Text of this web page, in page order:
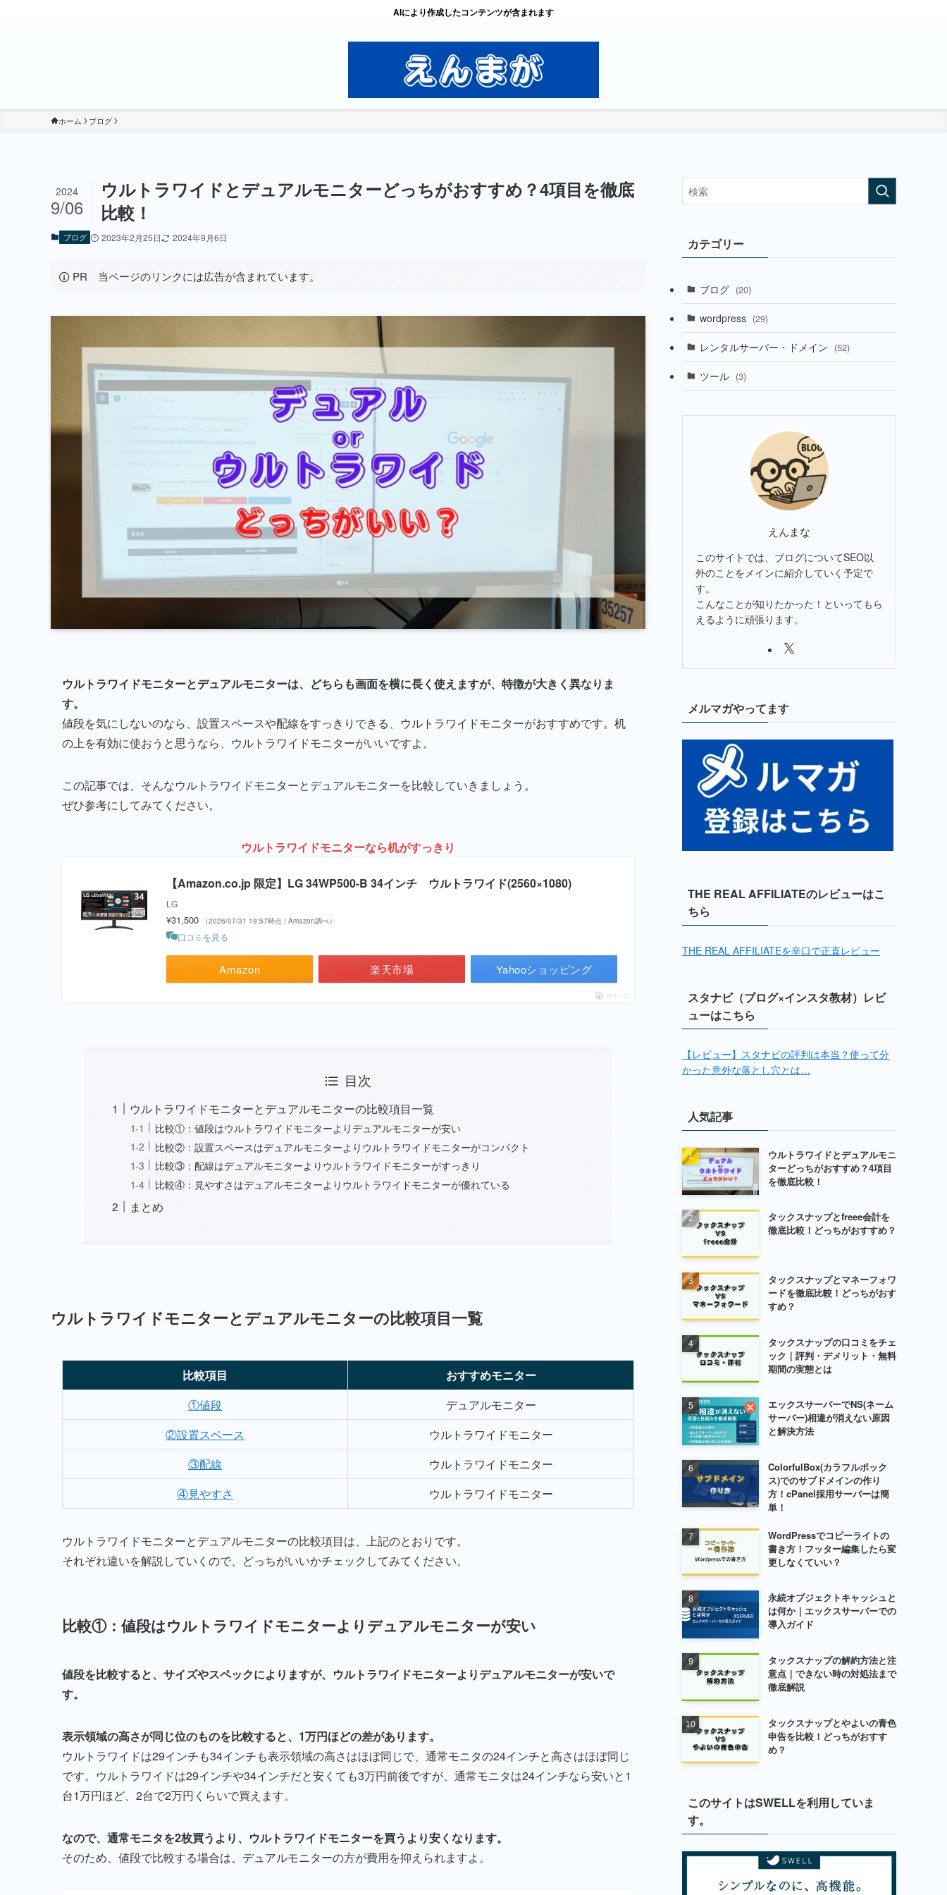
AIにより作成したコンテンツが含まれます
ホーム ブログ
ウルトラワイドとデュアルモニターどっちがおすすめ？4項目を徹底
比較！
2024
9/06
ブログ 2023年2月25日 2024年9月6日
PR 当ページのリンクには広告が含まれています。
ウルトラワイドモニターとデュアルモニターは、どちらも画面を横に長く使えますが、特徴が大きく異なりま
す。
値段を気にしないのなら、設置スペースや配線をすっきりできる、ウルトラワイドモニターがおすすめです。机
の上を有効に使おうと思うなら、ウルトラワイドモニターがいいですよ。
この記事では、そんなウルトラワイドモニターとデュアルモニターを比較していきましょう。
ぜひ参考にしてみてください。
ウルトラワイドモニターなら机がすっきり
【Amazon.co.jp 限定】LG 34WP500-B 34インチ ウルトラワイド(2560×1080)
LG
¥31,500 （2026/07/31 19:57時点 | Amazon調べ）
口コミを見る
Amazon 楽天市場 Yahooショッピング
ポチップ
目次
ウルトラワイドモニターとデュアルモニターの比較項目一覧
比較①：値段はウルトラワイドモニターよりデュアルモニターが安い
比較②：設置スペースはデュアルモニターよりウルトラワイドモニターがコンパクト
比較③：配線はデュアルモニターよりウルトラワイドモニターがすっきり
比較④：見やすさはデュアルモニターよりウルトラワイドモニターが優れている
まとめ
ウルトラワイドモニターとデュアルモニターの比較項目一覧
比較項目
おすすめモニター
①値段
デュアルモニター
②設置スペース
ウルトラワイドモニター
③配線
ウルトラワイドモニター
④見やすさ
ウルトラワイドモニター
ウルトラワイドモニターとデュアルモニターの比較項目は、上記のとおりです。
それぞれ違いを解説していくので、どっちがいいかチェックしてみてください。
比較①：値段はウルトラワイドモニターよりデュアルモニターが安い
値段を比較すると、サイズやスペックによりますが、ウルトラワイドモニターよりデュアルモニターが安いで
す。
表示領域の高さが同じ位のものを比較すると、1万円ほどの差があります。
ウルトラワイドは29インチも34インチも表示領域の高さはほぼ同じで、通常モニタの24インチと高さはほぼ同じ
です。ウルトラワイドは29インチや34インチだと安くても3万円前後ですが、通常モニタは24インチなら安いと1
台1万円ほど、2台で2万円くらいで買えます。
なので、通常モニタを2枚買うより、ウルトラワイドモニターを買うより安くなります。
そのため、値段で比較する場合は、デュアルモニターの方が費用を抑えられますよ。
カテゴリー
ブログ (20)
wordpress (29)
レンタルサーバー・ドメイン (52)
ツール (3)
えんまな
このサイトでは、ブログについてSEO以
外のことをメインに紹介していく予定で
す。
こんなことが知りたかった！といってもら
えるように頑張ります。
メルマガやってます
THE REAL AFFILIATEのレビューはこ
ちら
THE REAL AFFILIATEを辛口で正直レビュー
スタナビ（ブログ×インスタ教材）レビ
ューはこちら
【レビュー】スタナビの評判は本当？使って分
かった意外な落とし穴とは…
人気記事
ウルトラワイドとデュアルモニ
ターどっちがおすすめ？4項目
を徹底比較！
タックスナップとfreee会計を
徹底比較！どっちがおすすめ？
タックスナップとマネーフォワ
ードを徹底比較！どっちがおす
すめ？
タックスナップの口コミをチェ
ック｜評判・デメリット・無料
期間の実態とは
エックスサーバーでNS(ネーム
サーバー)相違が消えない原因
と解決方法
ColorfulBox(カラフルボック
ス)でのサブドメインの作り
方！cPanel採用サーバーは簡
単！
WordPressでコピーライトの
書き方！フッター編集したら変
更しなくていい？
永続オブジェクトキャッシュと
は何か｜エックスサーバーでの
導入ガイド
タックスナップの解約方法と注
意点｜できない時の対処法まで
徹底解説
タックスナップとやよいの青色
申告を比較！どっちがおすす
め？
このサイトはSWELLを利用していま
す。